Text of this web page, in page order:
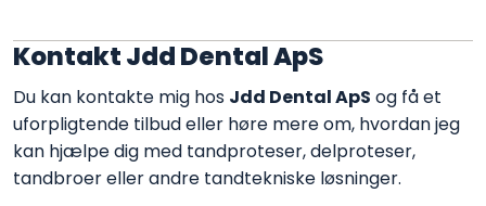
Kontakt Jdd Dental ApS
Du kan kontakte mig hos Jdd Dental ApS og få et
uforpligtende tilbud eller høre mere om, hvordan jeg
kan hjælpe dig med tandproteser, delproteser,
tandbroer eller andre tandtekniske løsninger.